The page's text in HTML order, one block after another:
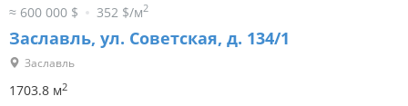
≈ 600 000 $ 352 $/м2
Заславль, ул. Советская, д. 134/1
Заславль
1703.8 м2